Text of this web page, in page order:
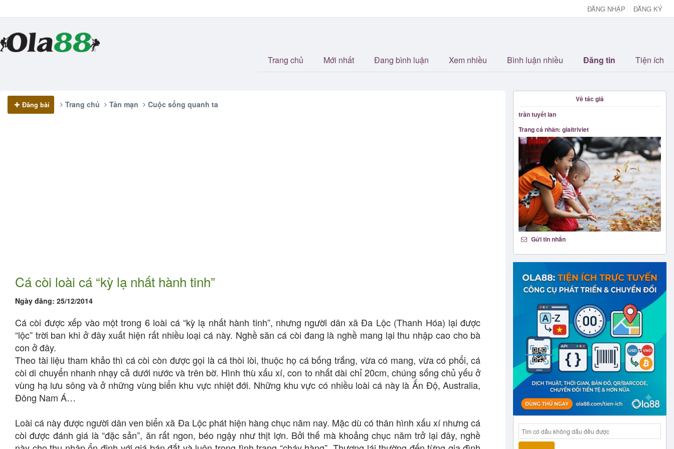
ĐĂNG NHẬP ĐĂNG KÝ
Trang chủ Mới nhất Đang bình luận Xem nhiều Bình luận nhiều Đăng tin Tiện ích
Đăng bài Trang chủ Tản mạn Cuộc sống quanh ta
Cá còi loài cá “kỳ lạ nhất hành tinh”
Ngày đăng: 25/12/2014
Cá còi được xếp vào một trong 6 loài cá “kỳ lạ nhất hành tinh”, nhưng người dân xã Đa Lộc (Thanh Hóa) lại được
“lộc” trời ban khi ở đây xuất hiện rất nhiều loại cá này. Nghề săn cá còi đang là nghề mang lại thu nhập cao cho bà
con ở đây.
Theo tài liệu tham khảo thì cá còi còn được gọi là cá thòi lòi, thuộc họ cá bống trắng, vừa có mang, vừa có phổi, cá
còi di chuyển nhanh nhạy cả dưới nước và trên bờ. Hình thù xấu xí, con to nhất dài chỉ 20cm, chúng sống chủ yếu ở
vùng hạ lưu sông và ở những vùng biển khu vực nhiệt đới. Những khu vực có nhiều loài cá này là Ấn Độ, Australia,
Đông Nam Á…
Loài cá này được người dân ven biển xã Đa Lộc phát hiện hàng chục năm nay. Mặc dù có thân hình xấu xí nhưng cá
còi được đánh giá là “đặc sản”, ăn rất ngon, béo ngậy như thịt lợn. Bởi thế mà khoảng chục năm trở lại đây, nghề
Về tác giả
trần tuyết lan
Trang cá nhân: giaitriviet
Gửi tin nhắn